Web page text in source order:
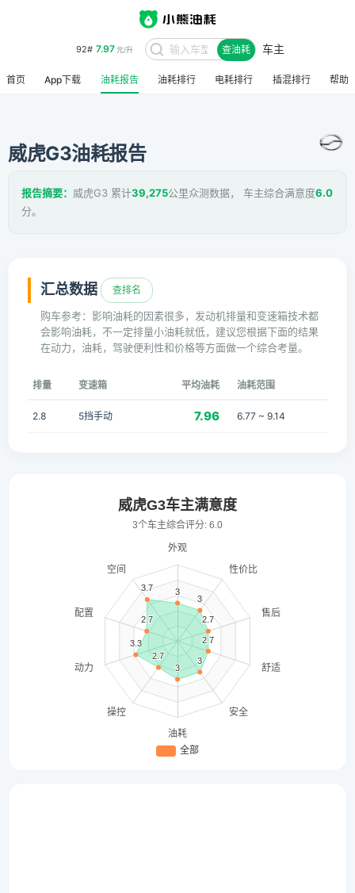
92# 7.97元/升 查油耗 车主
首页 App下载 油耗报告 油耗排行 电耗排行 插混排行 帮助
威虎G3油耗报告
报告摘要： 威虎G3 累计39,275公里众测数据， 车主综合满意度6.0
分。
汇总数据 查排名
购车参考：影响油耗的因素很多，发动机排量和变速箱技术都
会影响油耗，不一定排量小油耗就低，建议您根据下面的结果
在动力，油耗，驾驶便利性和价格等方面做一个综合考量。
排量 变速箱 平均油耗 油耗范围
2.8 5挡手动 7.96 6.77 ~ 9.14